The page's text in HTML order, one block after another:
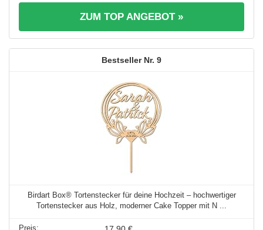
ZUM TOP ANGEBOT »
9
Birdart Box® Tortenstecker für deine Hochzeit – hochwertiger
Tortenstecker aus Holz, moderner Cake Topper mit N ...